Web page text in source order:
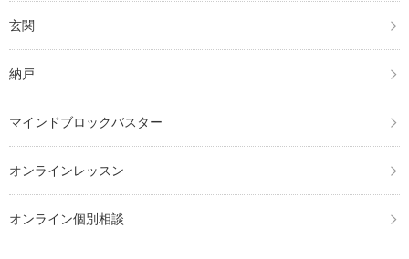
玄関
納戸
マインドブロックバスター
オンラインレッスン
オンライン個別相談